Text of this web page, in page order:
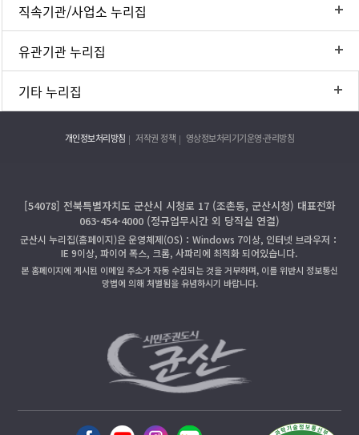
직속기관/사업소 누리집
유관기관 누리집
기타 누리집
개인정보처리방침 저작권 정책 영상정보처리기기운영·관리방침
[54078] 전북특별자치도 군산시 시청로 17 (조촌동, 군산시청) 대표전화
063-454-4000 (정규업무시간 외 당직실 연결)
군산시 누리집(홈페이지)은 운영체제(OS)：Windows 7이상, 인터넷 브라우저：
IE 9이상, 파이어 폭스, 크롬, 사파리에 최적화 되어있습니다.
본 홈페이지에 게시된 이메일 주소가 자동 수집되는 것을 거부하며, 이를 위반시 정보통신
망법에 의해 처벌됨을 유념하시기 바랍니다.